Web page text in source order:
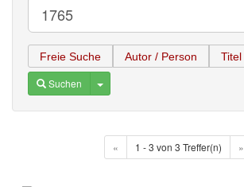
Freie Suche Autor / Person Titel
Suchen Toggle Dropdown
« 1 - 3 von 3 Treffer(n) »